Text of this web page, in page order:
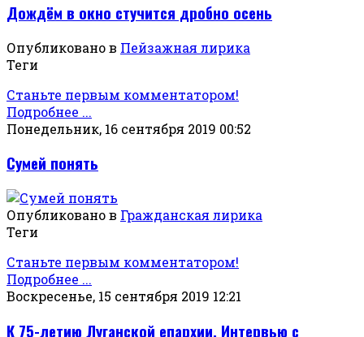
Дождём в окно стучится дробно осень
Опубликовано в Пейзажная лирика
Теги
Станьте первым комментатором!
Подробнее ...
Понедельник, 16 сентября 2019 00:52
Сумей понять
Опубликовано в Гражданская лирика
Теги
Станьте первым комментатором!
Подробнее ...
Воскресенье, 15 сентября 2019 12:21
К 75-летию Луганской епархии. Интервью с